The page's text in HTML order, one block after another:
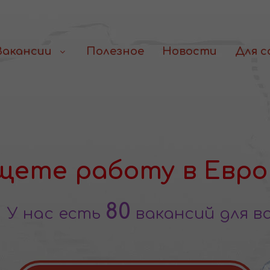
Полезное Новости Для
работу в
У нас есть 80 вакансий для